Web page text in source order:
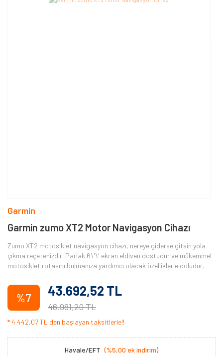
Garmin
Garmin zumo XT2 Motor Navigasyon Cihazı
Zumo XT2 motosiklet navigasyon cihazı, nereye giderse gitsin yola
çıkma reçetenizdir. Parlak 6\'\' ekran eldiven dostudur ve mükemmel
motosiklet rotasını bulmanıza yardımcı olacak özelliklerle doludur.
%7 43.692,52 TL
46.981,20 TL
* 4.442,07 TL den başlayan taksitlerle!!
Havale/EFT (%5,00 ek indirim)